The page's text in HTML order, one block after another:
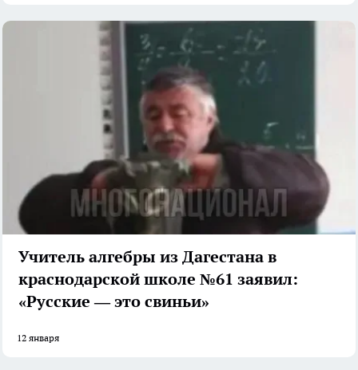
Учитель алгебры из Дагестана в
краснодарской школе №61 заявил:
«Русские — это свиньи»
12 января